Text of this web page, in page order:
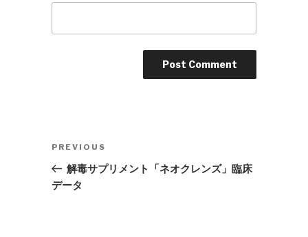
Previous
Post
PREVIOUS
解毒サプリメント「ネオクレンズ」臨床
データ